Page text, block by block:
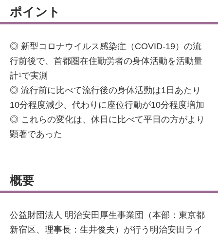
ポイント
◎ 新型コロナウイルス感染症（COVID-19）の流
行前後で、首都圏在住勤労者の身体活動を活動量
計1 で実測
◎ 流行前に比べて流行後の身体活動は1日あたり
10分程度減少、代わりに座位行動が10分程度増加
◎ これらの変化は、休日に比べて平日の方がより
顕著であった
概要
公益財団法人 明治安田厚生事業団（本部：東京都
新宿区、理事長：生井俊夫）が行う明治安田ライ